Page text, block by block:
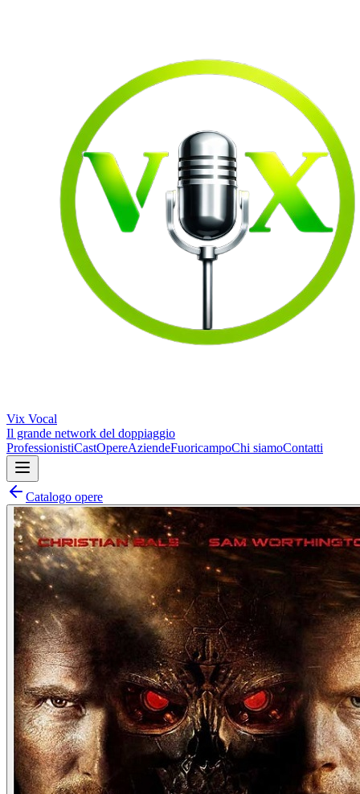
Vix Vocal
Il grande network del doppiaggio
ProfessionistiCastOpereAziendeFuoricampoChi siamoContatti
Catalogo opere